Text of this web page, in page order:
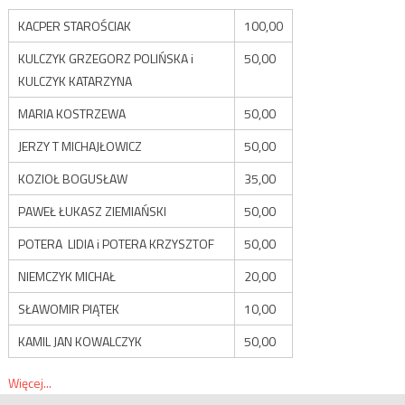
KACPER STAROŚCIAK
100,00
KULCZYK GRZEGORZ POLIŃSKA i
KULCZYK KATARZYNA
50,00
MARIA KOSTRZEWA
50,00
JERZY T MICHAJŁOWICZ
50,00
KOZIOŁ BOGUSŁAW
35,00
PAWEŁ ŁUKASZ ZIEMIAŃSKI
50,00
POTERA LIDIA i POTERA KRZYSZTOF
50,00
NIEMCZYK MICHAŁ
20,00
SŁAWOMIR PIĄTEK
10,00
KAMIL JAN KOWALCZYK
50,00
Więcej...